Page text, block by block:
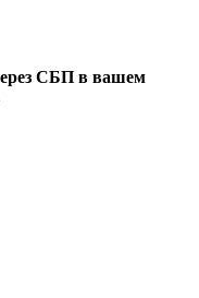
СБП в вашем